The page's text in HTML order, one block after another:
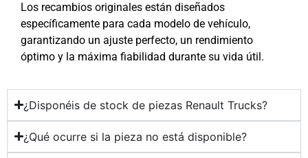
Los recambios originales están diseñados
específicamente para cada modelo de vehículo,
garantizando un ajuste perfecto, un rendimiento
óptimo y la máxima fiabilidad durante su vida útil.
¿Disponéis de stock de piezas Renault Trucks?
¿Qué ocurre si la pieza no está disponible?